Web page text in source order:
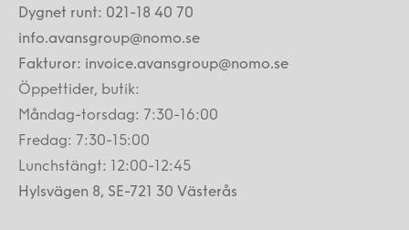
Dygnet runt: 021-18 40 70
info.avansgroup@nomo.se
Fakturor: invoice.avansgroup@nomo.se
Öppettider, butik:
Måndag-torsdag: 7:30-16:00
Fredag: 7:30-15:00
Lunchstängt: 12:00-12:45
Hylsvägen 8, SE-721 30 Västerås